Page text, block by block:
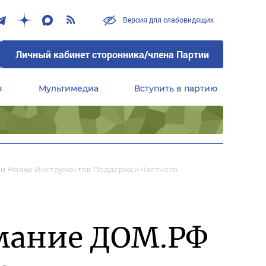
Версия для слабовидящих
Личный кабинет сторонника/члена Партии
Мультимедиа Вступить в партию
Новых Инструментов Поддержки Частного
ДОМ.РФ